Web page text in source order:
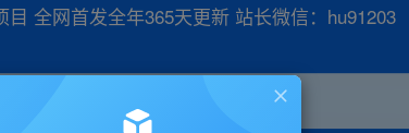
目 全网首发全年365天更新 站长微信：hu91203